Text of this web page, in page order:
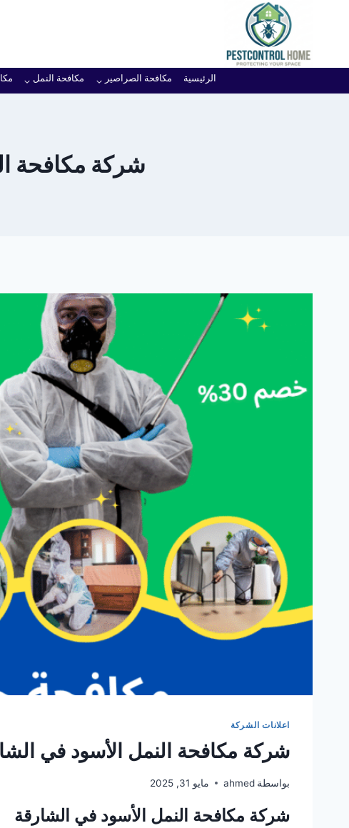
المحتوى
الرئيسية مكافحة الصراصير مكافحة النمل
شركة مكافحة
اعلانات الشركة
شركة مكافحة النمل الأسود في الشارقة
بواسطة ahmed مايو 31, 2025
شركة مكافحة النمل الأسود في الشارقة